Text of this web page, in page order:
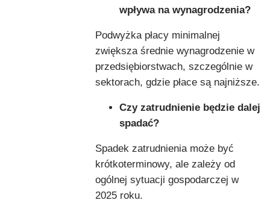
wpływa na wynagrodzenia?
Podwyżka płacy minimalnej
zwiększa średnie wynagrodzenie w
przedsiębiorstwach, szczególnie w
sektorach, gdzie płace są najniższe.
Czy zatrudnienie będzie dalej
spadać?
Spadek zatrudnienia może być
krótkoterminowy, ale zależy od
ogólnej sytuacji gospodarczej w
2025 roku.